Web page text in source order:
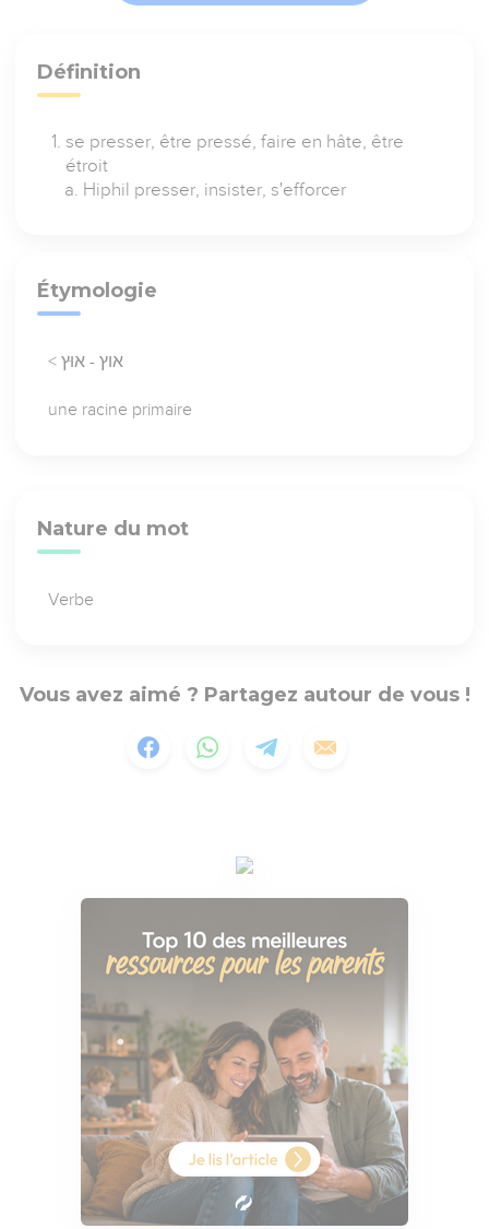
Définition
se presser, être pressé, faire en hâte, être
étroit
Hiphil presser, insister, s'efforcer
Étymologie
< אוץ - אוּץ
une racine primaire
Nature du mot
Verbe
Vous avez aimé ? Partagez autour de vous !